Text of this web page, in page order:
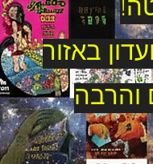
באזור
והרבה